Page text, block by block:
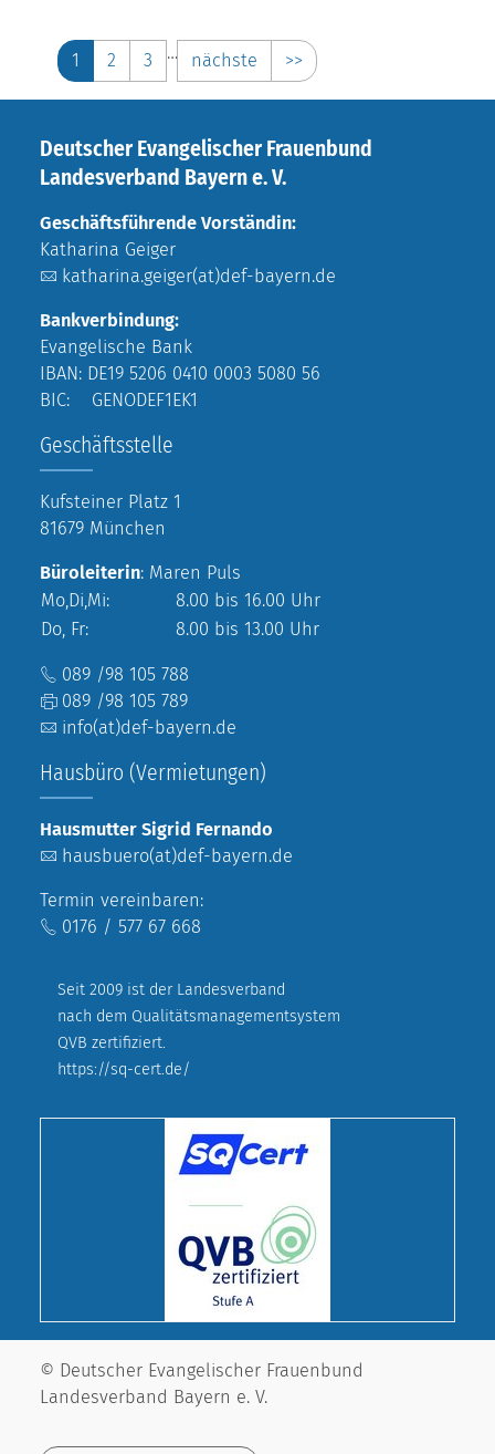
1 2 3 … nächste >>
Deutscher Evangelischer Frauenbund
Landesverband Bayern e. V.
Geschäftsführende Vorständin:
Katharina Geiger
katharina.geiger(at)def-bayern.de
Bankverbindung:
Evangelische Bank
IBAN: DE19 5206 0410 0003 5080 56
BIC: GENODEF1EK1
Geschäftsstelle
Kufsteiner Platz 1
81679 München
Büroleiterin: Maren Puls
Mo,Di,Mi:
8.00 bis 16.00 Uhr
Do, Fr:
8.00 bis 13.00 Uhr
089 /98 105 788
089 /98 105 789
info(at)def-bayern.de
Hausbüro (Vermietungen)
Hausmutter Sigrid Fernando
hausbuero(at)def-bayern.de
Termin vereinbaren:
0176 / 577 67 668
Seit 2009 ist der Landesverband
nach dem Qualitätsmanagementsystem
QVB zertifiziert.
https://sq-cert.de/
© Deutscher Evangelischer Frauenbund
Landesverband Bayern e. V.